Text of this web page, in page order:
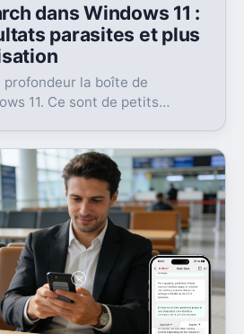
dans Windows 11 :
parasites et plus
la boîte de
11. Ce sont de petits